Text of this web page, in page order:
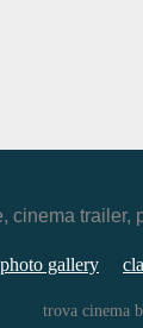
cinema
photo gallery
trova cinema